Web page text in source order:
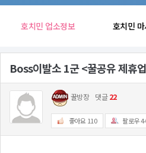
호치민 업소정보 호치민
Boss이발소 1군 <꿀공유 제휴
꿀방장 댓글22
좋아요 110 팔로우